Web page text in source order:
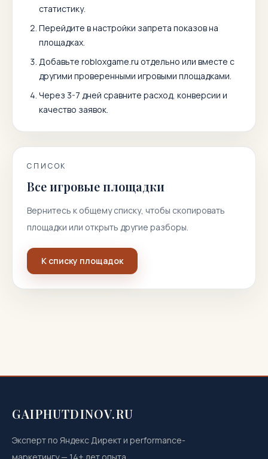
статистику.
Перейдите в настройки запрета показов на
площадках.
Добавьте robloxgame.ru отдельно или вместе с
другими проверенными игровыми площадками.
Через 3-7 дней сравните расход, конверсии и
качество заявок.
СПИСОК
Все игровые площадки
Вернитесь к общему списку, чтобы скопировать
площадки или открыть другие разборы.
К списку площадок
GAIPHUTDINOV.RU
Эксперт по Яндекс Директ и performance-